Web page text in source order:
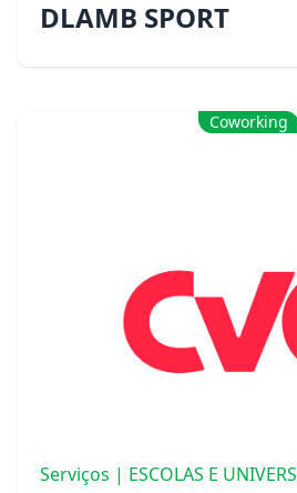
DLAMB SPORT
Coworking
Serviços | ESCOLAS E